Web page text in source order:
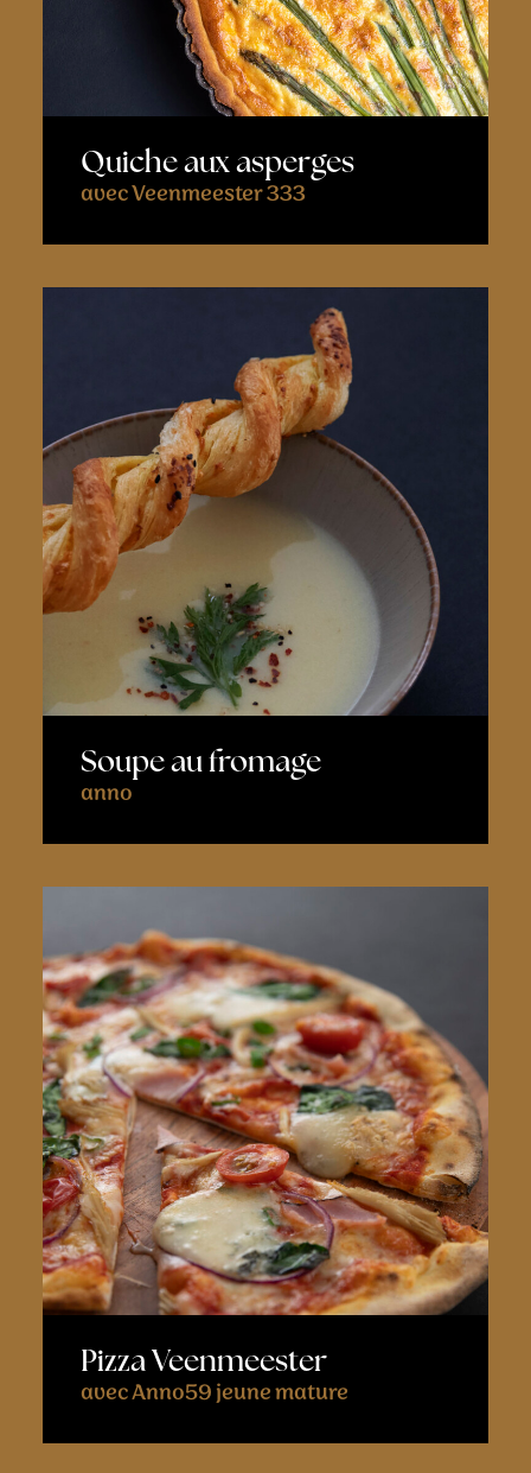
Quiche aux asperges
avec Veenmeester 333
Soupe au fromage
anno
Pizza Veenmeester
avec Anno59 jeune mature